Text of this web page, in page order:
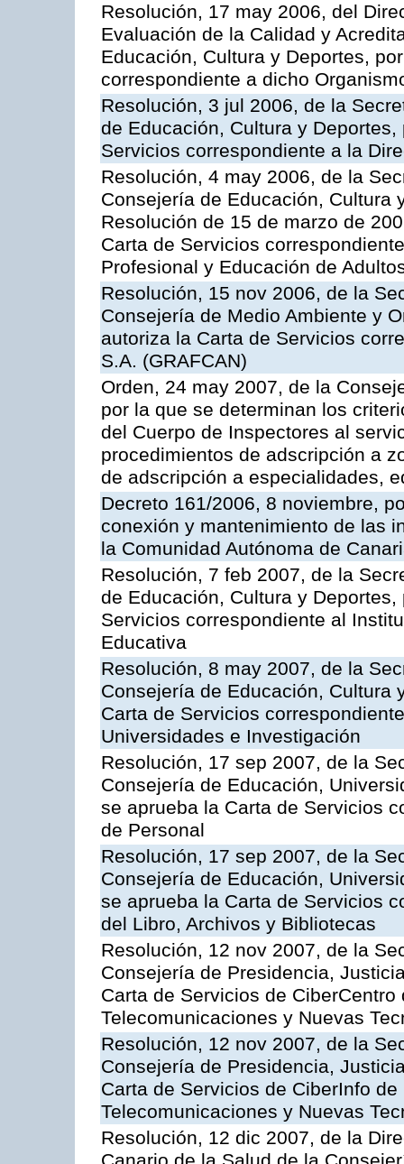
Resolución, 17 may 2006, del
Evaluación de la Calidad y
Educación, Cultura y Deportes,
correspondiente a dicho
Resolución, 3 jul 2006, de la
de Educación, Cultura y
Servicios correspondiente a la
Resolución, 4 may 2006, de la
Consejería de Educación, Cultura
Resolución de 15 de marzo de
Carta de Servicios
Profesional y Educación de
Resolución, 15 nov 2006, de la
Consejería de Medio Ambiente y
autoriza la Carta de Servicios
S.A. (GRAFCAN)
Orden, 24 may 2007, de la
por la que se determinan los
del Cuerpo de Inspectores al
procedimientos de adscripción a
de adscripción a especialidades,
Decreto 161/2006, 8 noviembre,
conexión y mantenimiento de las
la Comunidad Autónoma de
Resolución, 7 feb 2007, de la
de Educación, Cultura y
Servicios correspondiente al
Educativa
Resolución, 8 may 2007, de la
Consejería de Educación, Cultura
Carta de Servicios
Universidades e Investigación
Resolución, 17 sep 2007, de la
Consejería de Educación,
se aprueba la Carta de Servicios
de Personal
Resolución, 17 sep 2007, de la
Consejería de Educación,
se aprueba la Carta de Servicios
del Libro, Archivos y Bibliotecas
Resolución, 12 nov 2007, de la
Consejería de Presidencia,
Carta de Servicios de
Telecomunicaciones y Nuevas
Resolución, 12 nov 2007, de la
Consejería de Presidencia,
Carta de Servicios de CiberInfo
Telecomunicaciones y Nuevas
Resolución, 12 dic 2007, de la